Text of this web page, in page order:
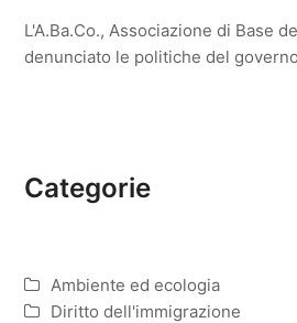
L'A.Ba.Co., Associazione di Base
denunciato le politiche del
Categorie
Ambiente ed ecologia
Diritto dell'immigrazione